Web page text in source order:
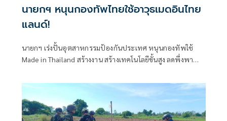
นายกฯ หนุนกองทัพไทยใช้อาวุธเมดอินไทย
แลนด์!
นายกฯ เร่งปั้นอุตสาหกรรมป้องกันประเทศ หนุนกองทัพใช้
Made in Thailand สร้างงาน สร้างเทคโนโลยีขั้นสูง ลดพึ่งพา